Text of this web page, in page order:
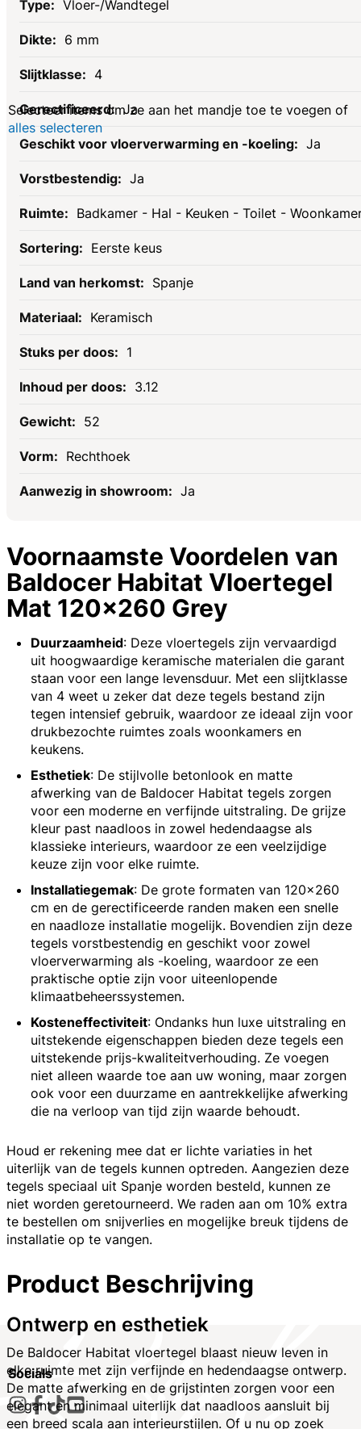
Vloer-/Wandtegel
6 mm
4
Ja
Ja
Ja
Badkamer - Hal - Keuken - Toilet -
Eerste keus
Spanje
Keramisch
1
3.12
52
Rechthoek
Ja
Voornaamste Voordelen van
Baldocer Habitat Vloertegel
Mat 120x260 Grey
Duurzaamheid: Deze vloertegels zijn vervaardigd
uit hoogwaardige keramische materialen die garant
staan voor een lange levensduur. Met een slijtklasse
van 4 weet u zeker dat deze tegels bestand zijn
tegen intensief gebruik, waardoor ze ideaal zijn voor
drukbezochte ruimtes zoals woonkamers en
keukens.
Esthetiek: De stijlvolle betonlook en matte
afwerking van de Baldocer Habitat tegels zorgen
voor een moderne en verfijnde uitstraling. De grijze
kleur past naadloos in zowel hedendaagse als
klassieke interieurs, waardoor ze een veelzijdige
keuze zijn voor elke ruimte.
Installatiegemak: De grote formaten van 120x260
cm en de gerectificeerde randen maken een snelle
en naadloze installatie mogelijk. Bovendien zijn deze
tegels vorstbestendig en geschikt voor zowel
vloerverwarming als -koeling, waardoor ze een
praktische optie zijn voor uiteenlopende
klimaatbeheerssystemen.
Kosteneffectiviteit: Ondanks hun luxe uitstraling en
uitstekende eigenschappen bieden deze tegels een
uitstekende prijs-kwaliteitverhouding. Ze voegen
niet alleen waarde toe aan uw woning, maar zorgen
ook voor een duurzame en aantrekkelijke afwerking
die na verloop van tijd zijn waarde behoudt.
Houd er rekening mee dat er lichte variaties in het
uiterlijk van de tegels kunnen optreden. Aangezien deze
tegels speciaal uit Spanje worden besteld, kunnen ze
niet worden geretourneerd. We raden aan om 10% extra
te bestellen om snijverlies en mogelijke breuk tijdens de
installatie op te vangen.
Product Beschrijving
Ontwerp en esthetiek
De Baldocer Habitat vloertegel blaast nieuw leven in
elke ruimte met zijn verfijnde en hedendaagse ontwerp.
De matte afwerking en de grijstinten zorgen voor een
elegant en minimaal uiterlijk dat naadloos aansluit bij
een breed scala aan interieurstijlen. Of u nu op zoek
Gerelateerde
producten
Selecteer items om ze aan het mandje toe te voegen of
alles selecteren
Socials